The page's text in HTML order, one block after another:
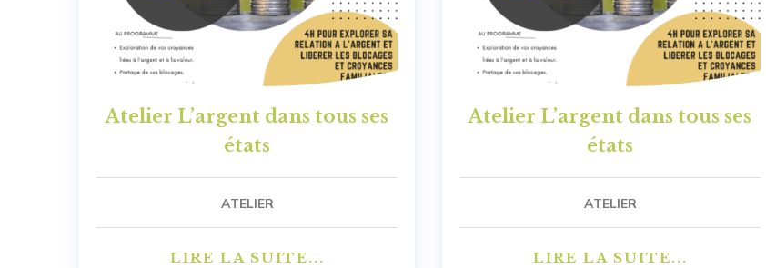
Atelier L’argent dans tous ses
états
ATELIER
LIRE LA SUITE...
Atelier L’argent dans tous ses
états
ATELIER
LIRE LA SUITE...